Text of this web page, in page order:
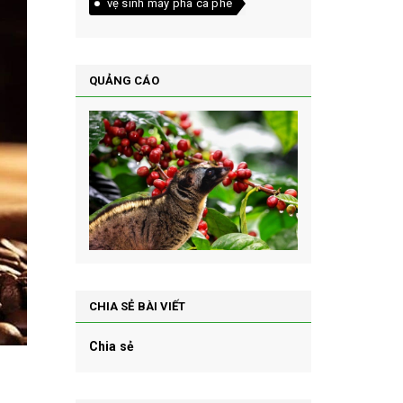
vệ sinh máy pha cà phê
QUẢNG CÁO
CHIA SẺ BÀI VIẾT
Chia sẻ